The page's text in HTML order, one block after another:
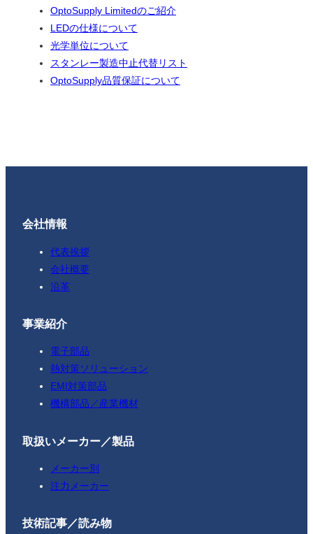
OptoSupply Limitedのご紹介
LEDの仕様について
光学単位について
スタンレー製造中止代替リスト
OptoSupply品質保証について
会社情報
代表挨拶
会社概要
沿革
事業紹介
電子部品
熱対策ソリューション
EMI対策部品
機構部品／産業機材
取扱いメーカー／製品
メーカー別
注力メーカー
技術記事／読み物